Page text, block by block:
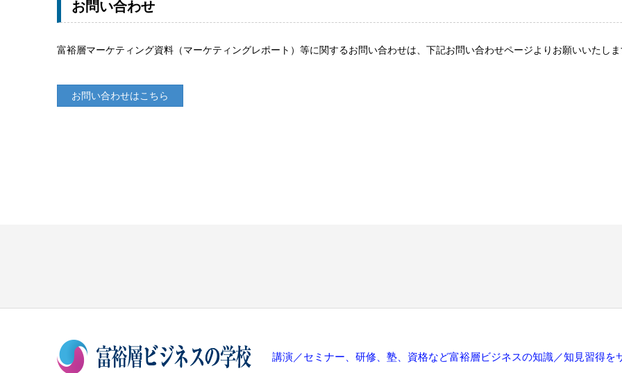
お問い合わせ
富裕層マーケティング資料（マーケティングレポート）等に関するお問い合わせは、下記お問い合わせページよりお願いいたしま
お問い合わせはこちら
講演／セミナー、研修、塾、資格など富裕層ビジネスの知識／知見習得を